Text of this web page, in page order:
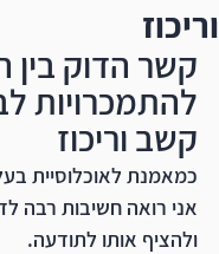
וריכוז
קשר הדוק בין
להתמכרויות
קשב וריכוז
כמאמנת לאוכלוסיית
אני רואה חשיבות רבה
ולהציף אותו לתודעה.